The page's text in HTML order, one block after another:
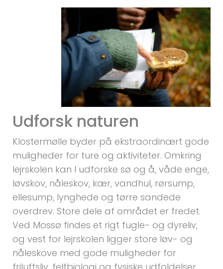
Udforsk naturen
Klostermølle byder på ekstraordinært gode
muligheder for ture og aktiviteter. Omkring
lejrskolen kan I udforske sø og å, våde enge,
løvskov, nåleskov, kær, vandhul, rørsump,
ellesump, lynghede og tørre sandede
overdrev. Store dele af området er fredet.
Ved Mossø findes et rigt fugle- og dyreliv,
og vest for lejrskolen ligger store løv- og
nåleskove med gode muligheder for